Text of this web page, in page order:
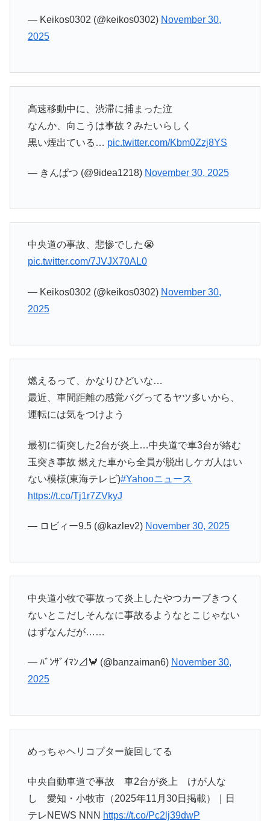
— Keikos0302 (@keikos0302) November 30,
2025
高速移動中に、渋滞に捕まった泣
なんか、向こうは事故？みたいらしく
黒い煙出ている… pic.twitter.com/Kbm0Zzj8YS
— きんぱつ (@9idea1218) November 30, 2025
中央道の事故、悲惨でした😭
pic.twitter.com/7JVJX70AL0
— Keikos0302 (@keikos0302) November 30,
2025
燃えるって、かなりひどいな…
最近、車間距離の感覚バグってるヤツ多いから、
運転には気をつけよう
最初に衝突した2台が炎上…中央道で車3台が絡む
玉突き事故 燃えた車から全員が脱出しケガ人はい
ない模様(東海テレビ)#Yahooニュース
https://t.co/Tj1r7ZVkyJ
— ロビィー9.5 (@kazlev2) November 30, 2025
中央道小牧で事故って炎上したやつカーブきつく
ないとこだしそんなに事故るようなとこじゃない
はずなんだが……
— ﾊﾞﾝｻﾞｲﾏﾝ⊿🦀 (@banzaiman6) November 30,
2025
めっちゃヘリコプター旋回してる
中央自動車道で事故 車2台が炎上 けが人な
し 愛知・小牧市（2025年11月30日掲載）｜日
テレNEWS NNN https://t.co/Pc2lj39dwP